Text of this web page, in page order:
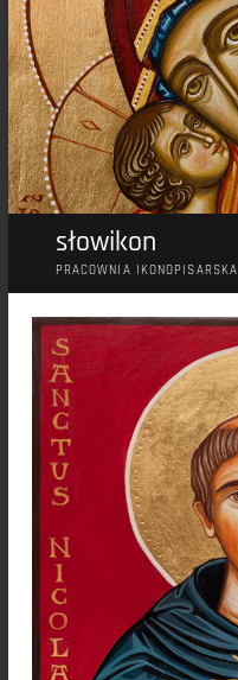
Przejdź
do
treści
słowikon
PRACOWNIA IKONOPISARSKA